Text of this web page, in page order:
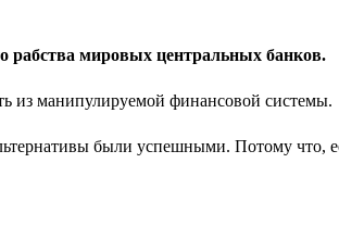
рабства мировых центральных банков.
из манипулируемой финансовой системы.
были успешными. Потому что,